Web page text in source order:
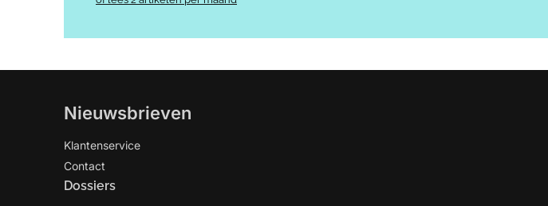
Nieuwsbrieven
Klantenservice
Contact
Dossiers